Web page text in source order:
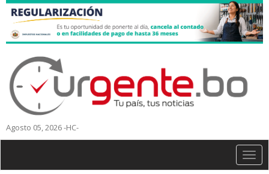
Agosto 05, 2026 -HC-